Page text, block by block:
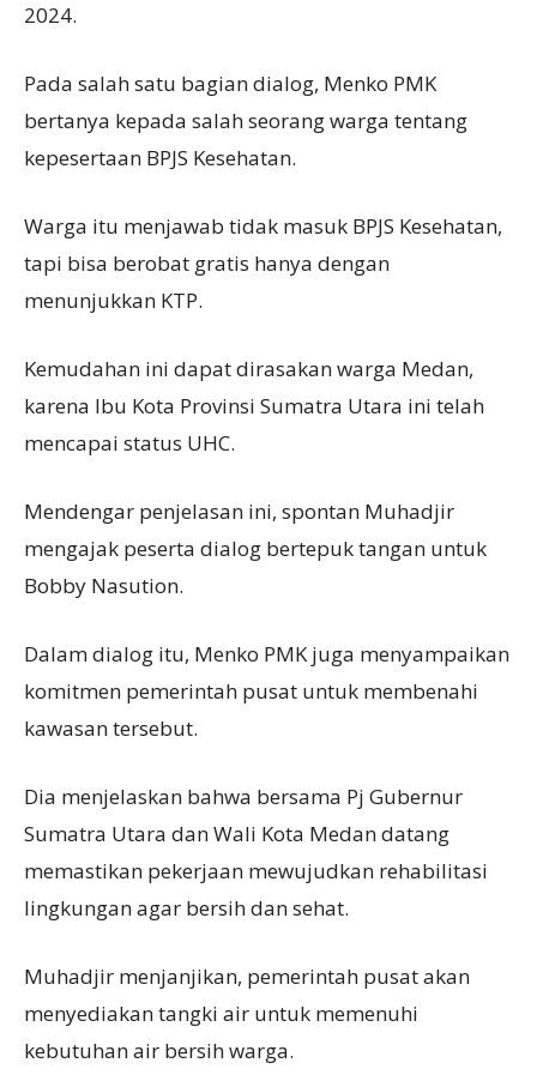
2024.
Pada salah satu bagian dialog, Menko PMK
bertanya kepada salah seorang warga tentang
kepesertaan BPJS Kesehatan.
Warga itu menjawab tidak masuk BPJS Kesehatan,
tapi bisa berobat gratis hanya dengan
menunjukkan KTP.
Kemudahan ini dapat dirasakan warga Medan,
karena Ibu Kota Provinsi Sumatra Utara ini telah
mencapai status UHC.
Mendengar penjelasan ini, spontan Muhadjir
mengajak peserta dialog bertepuk tangan untuk
Bobby Nasution.
Dalam dialog itu, Menko PMK juga menyampaikan
komitmen pemerintah pusat untuk membenahi
kawasan tersebut.
Dia menjelaskan bahwa bersama Pj Gubernur
Sumatra Utara dan Wali Kota Medan datang
memastikan pekerjaan mewujudkan rehabilitasi
lingkungan agar bersih dan sehat.
Muhadjir menjanjikan, pemerintah pusat akan
menyediakan tangki air untuk memenuhi
kebutuhan air bersih warga.